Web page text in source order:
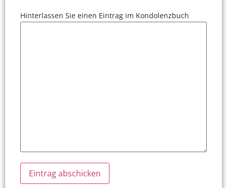
Hinterlassen Sie einen Eintrag im Kondolenzbuch